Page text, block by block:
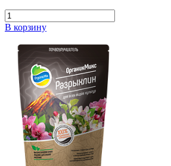
В корзину